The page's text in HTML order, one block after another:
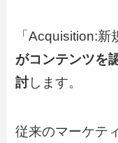
「Acquisition:新
がコンテンツを
討します。
従来のマーケテ